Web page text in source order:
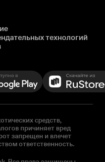
технологий
средств,
причиняет вред
запрещен и влечет
ответственность.